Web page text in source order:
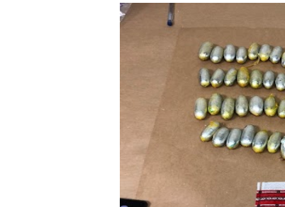
MICM y CECCOM
Bienes Nacionales
Residentes en San
El magistrado
​Domingo Plácido
Graduación XII